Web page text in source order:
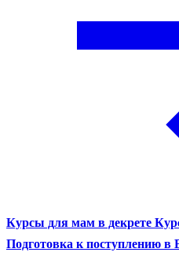
Курсы для мам в декрете
Подготовка к поступлению в